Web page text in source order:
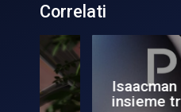
Correlati
Isaacman e
insieme tra